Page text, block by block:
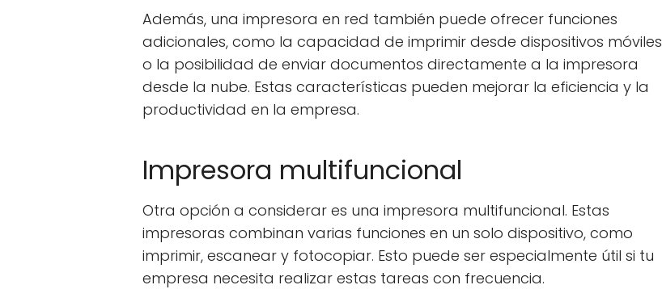
Además, una impresora en red también puede ofrecer funciones
adicionales, como la capacidad de imprimir desde dispositivos móviles
o la posibilidad de enviar documentos directamente a la impresora
desde la nube. Estas características pueden mejorar la eficiencia y la
productividad en la empresa.
Impresora multifuncional
Otra opción a considerar es una impresora multifuncional. Estas
impresoras combinan varias funciones en un solo dispositivo, como
imprimir, escanear y fotocopiar. Esto puede ser especialmente útil si tu
empresa necesita realizar estas tareas con frecuencia.